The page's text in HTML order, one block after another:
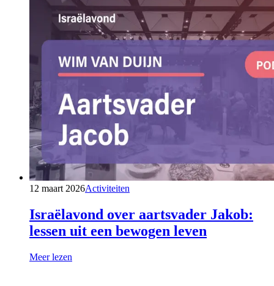
12 maart 2026Activiteiten
Israëlavond over aartsvader Jakob:
lessen uit een bewogen leven
Meer lezen